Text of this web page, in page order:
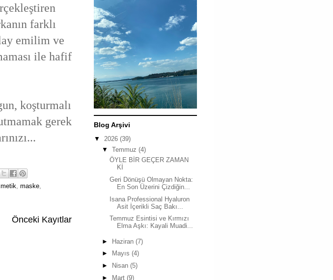
farklı
emilim ve
ile hafif
koşturmalı
gerek
maske
Önceki Kayıtlar
Blog Arşivi
▼ 2026 (39)
▼ Temmuz (4)
ÖYLE BİR GEÇER ZAMAN
Kİ
Geri Dönüşü Olmayan Nokta:
En Son Üzerini Çizdiğin...
Isana Professional Hyaluron
Asit İçerikli Saç Bakı...
Temmuz Esintisi ve Kırmızı
Elma Aşkı: Kayali Muadi...
► Haziran (7)
►
Mayıs (4)
►
Nisan (5)
►
Mart (9)